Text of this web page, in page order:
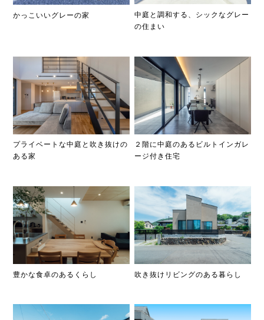
かっこいいグレーの家
中庭と調和する、シックなグレー
の住まい
プライベートな中庭と吹き抜けの
ある家
２階に中庭のあるビルトインガレ
ージ付き住宅
豊かな食卓のあるくらし 吹き抜けリビングのある暮らし